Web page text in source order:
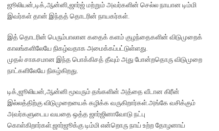
ஜூலியன்,டிக்,ஆன்னி,ஜார்ஜ் மற்றும் அவர்களின் செல்ல நாயான டிம்மி
இவர்கள் தான் இந்தத் தொடரின் நாயகர்கள்.
இத் தொடரின் பெரும்பாலான கதைக் களம் குழந்தைகளின் விடுமுறைக்
காலங்களிலேயே நிகழ்வதாக அமைக்கப்பட்டுள்ளது.
முதல் சாகசமான இந்த பொக்கிசத் தீவும் அது போன்றதொரு விடுமுறை
நாட்களிலேயே நிகழ்கிறது.
டிக்,ஜூலியன்,ஆன்னி மூவரும் தங்களின் அத்தை வீடான கிரீன்
இல்லத்திற்கு விடுமுறையைக் கழிக்க வருகிறார்கள்.அங்கே வசிக்கும்
அவர்களுடைய வயதை ஒத்த ஜார்ஜினாவோடு நட்பு
கொள்கிறார்கள்.ஜார்ஜூக்கு டிம்மி என்றொரு நாய் உற்ற தோழனாய்